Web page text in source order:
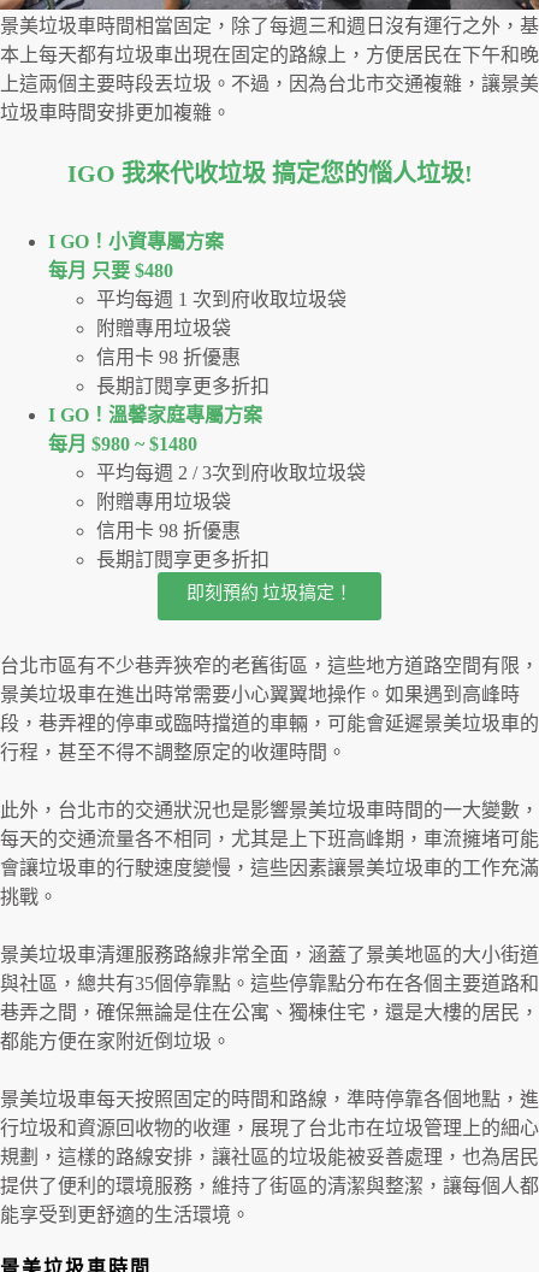
景美垃圾車時間相當固定，除了每週三和週日沒有運行之外，基
本上每天都有垃圾車出現在固定的路線上，方便居民在下午和晚
上這兩個主要時段丟垃圾。不過，因為台北市交通複雜，讓景美
垃圾車時間安排更加複雜。
IGO 我來代收垃圾 搞定您的惱人垃圾!
I GO！⼩資專屬⽅案
每月 只要 $480
平均每週 1 次到府收取垃圾袋
附贈專用垃圾袋
信用卡 98 折優惠
長期訂閱享更多折扣
I GO！溫馨家庭專屬方案
每月 $980 ~ $1480
平均每週 2 / 3次到府收取垃圾袋
附贈專用垃圾袋
信用卡 98 折優惠
長期訂閱享更多折扣
即刻預約 垃圾搞定！
台北市區有不少巷弄狹窄的老舊街區，這些地方道路空間有限，
景美垃圾車在進出時常需要小心翼翼地操作。如果遇到高峰時
段，巷弄裡的停車或臨時擋道的車輛，可能會延遲景美垃圾車的
行程，甚至不得不調整原定的收運時間。
此外，台北市的交通狀況也是影響景美垃圾車時間的一大變數，
每天的交通流量各不相同，尤其是上下班高峰期，車流擁堵可能
會讓垃圾車的行駛速度變慢，這些因素讓景美垃圾車的工作充滿
挑戰。
景美垃圾車清運服務路線非常全面，涵蓋了景美地區的大小街道
與社區，總共有35個停靠點。這些停靠點分布在各個主要道路和
巷弄之間，確保無論是住在公寓、獨棟住宅，還是大樓的居民，
都能方便在家附近倒垃圾。
景美垃圾車每天按照固定的時間和路線，準時停靠各個地點，進
行垃圾和資源回收物的收運，展現了台北市在垃圾管理上的細心
規劃，這樣的路線安排，讓社區的垃圾能被妥善處理，也為居民
提供了便利的環境服務，維持了街區的清潔與整潔，讓每個人都
能享受到更舒適的生活環境。